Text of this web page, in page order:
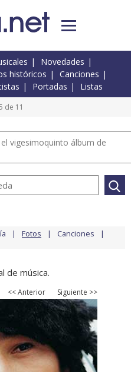
Novedades
históricos
Canciones
Portadas Listas
de 11
vigesimoquinto álbum de
Fotos Canciones
de música.
<< Anterior Siguiente >>